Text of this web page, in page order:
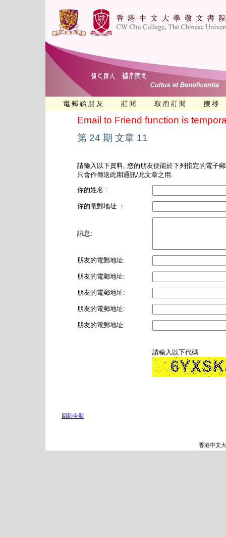
Email to Friend function is
第 24 期 文章 11
請輸入以下資料, 您的朋友便能於下列指定的電子
只會作傳送此期通訊/此文章之用.
你的姓名 :
你的電郵地址 ：
訊息:
朋友的電郵地址:
朋友的電郵地址:
朋友的電郵地址:
朋友的電郵地址:
朋友的電郵地址:
請輸入以下代碼
回到今期
香港中文